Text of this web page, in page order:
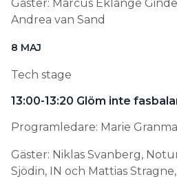
Gäster: Marcus Eklånge
Andrea van Sand
8 MAJ
Tech stage
13:00-13:20 Glöm inte
Programledare: Marie
Gäster: Niklas Svanberg,
Sjödin, IN och Mattias